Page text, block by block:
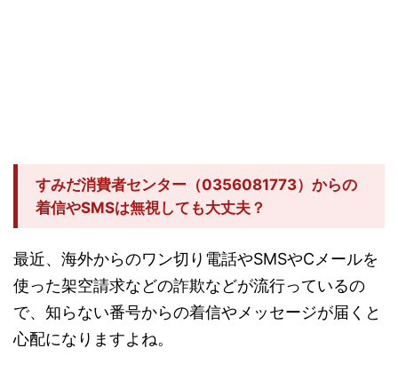
すみだ消費者センター（0356081773）からの
着信やSMSは無視しても大丈夫？
最近、海外からのワン切り電話やSMSやCメールを
使った架空請求などの詐欺などが流行っているの
で、知らない番号からの着信やメッセージが届くと
心配になりますよね。